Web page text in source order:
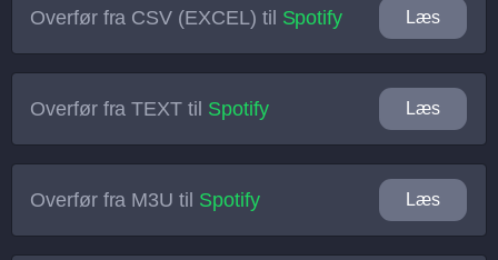
Overfør fra CSV (EXCEL) til Spotify Læs
Overfør fraTEXT til Spotify Læs
Overfør fra M3U til Spotify Læs